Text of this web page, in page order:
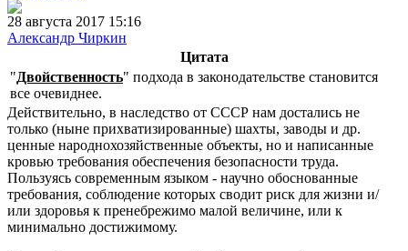
28 августа 2017 15:16
Александр Чиркин
Цитата
"Двойственность" подхода в законодательстве становится
все очевиднее.
Действительно, в наследство от СССР нам достались не
только (ныне прихватизированные) шахты, заводы и др.
ценные народнохозяйственные объекты, но и написанные
кровью требования обеспечения безопасности труда.
Пользуясь современным языком - научно обоснованные
требования, соблюдение которых сводит риск для жизни и/
или здоровья к пренебрежимо малой величине, или к
минимально достижимому.